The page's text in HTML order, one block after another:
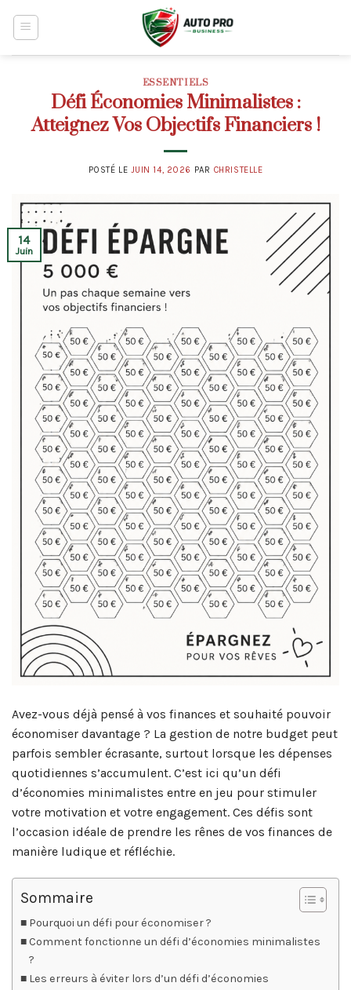
ESSENTIELS
Défi Économies Minimalistes :
Atteignez Vos Objectifs Financiers !
POSTÉ LE JUIN 14, 2026 PAR CHRISTELLE
14
Juin
Avez-vous déjà pensé à vos finances et souhaité pouvoir
économiser davantage ? La gestion de notre budget peut
parfois sembler écrasante, surtout lorsque les dépenses
quotidiennes s’accumulent. C’est ici qu’un défi
d’économies minimalistes entre en jeu pour stimuler
votre motivation et votre engagement. Ces défis sont
l’occasion idéale de prendre les rênes de vos finances de
manière ludique et réfléchie.
Sommaire
Pourquoi un défi pour économiser ?
Comment fonctionne un défi d’économies minimalistes
?
Les erreurs à éviter lors d’un défi d’économies